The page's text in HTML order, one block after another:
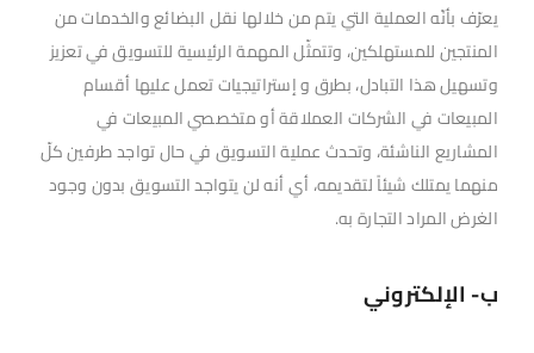
يعرّف بأنّه العملية التي يتم من خلالها نقل البضائع والخدمات من
المنتجين للمستهلكين، وتتمثّل المهمة الرئيسية للتسويق في تعزيز
وتسهيل هذا التبادل، بطرق و إستراتيجيات تعمل عليها أقسام
المبيعات في الشركات العملاقة أو متخصصي المبيعات في
المشاريع الناشئة، وتحدث عملية التسويق في حال تواجد طرفين كلّ
منهما يمتلك شيئاً لتقديمه، أي أنه لن يتواجد التسويق بدون وجود
الغرض المراد التجارة به.
ب- الإلكتروني